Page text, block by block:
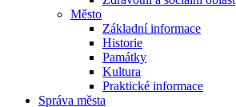
Město
Základní informace
Historie
Památky
Kultura
Praktické informace
Správa města